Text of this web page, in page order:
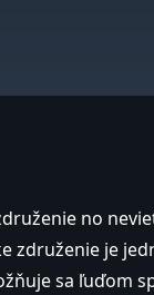
no
združenie je
sa ľuďom